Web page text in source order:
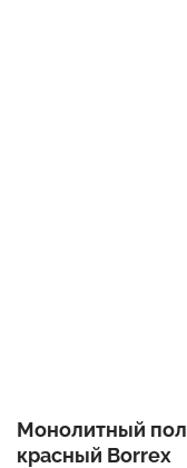
Монолитный
красный Borrex